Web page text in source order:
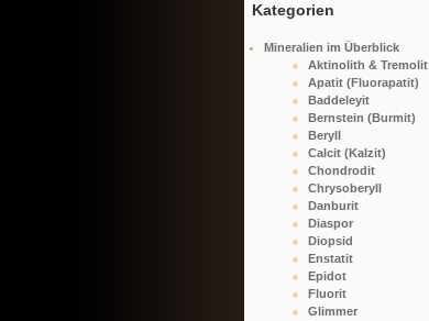
Kategorien
Mineralien im Überblick
Aktinolith & Tremolit
Apatit (Fluorapatit)
Baddeleyit
Bernstein (Burmit)
Beryll
Calcit (Kalzit)
Chondrodit
Chrysoberyll
Danburit
Diaspor
Diopsid
Enstatit
Epidot
Fluorit
Glimmer